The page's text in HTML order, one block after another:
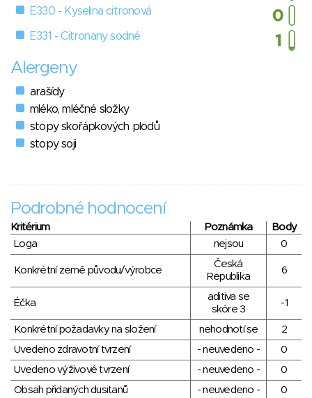
E330 - Kyselina citronová
E331 - Citronany sodné
Alergeny
arašídy
mléko, mléčné složky
stopy skořápkových plodů
stopy soji
Podrobné hodnocení
Kritérium Poznámka
Body
Loga
nejsou 0
Konkrétní země původu/výrobce
Česká
Republika
6
Éčka
aditiva se
skóre 3
-1
Konkrétní požadavky na složení nehodnotí se
2
Uvedeno zdravotní tvrzení
- neuvedeno -
0
Uvedeno výživové tvrzení
- neuvedeno -
0
Obsah přidaných dusitanů
- neuvedeno -
0